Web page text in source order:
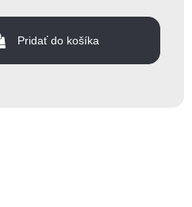
Pridať do košíka